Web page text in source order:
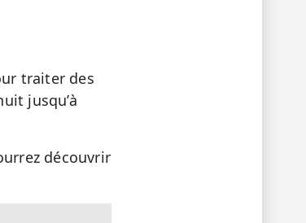
traiter des
jusqu’à
découvrir